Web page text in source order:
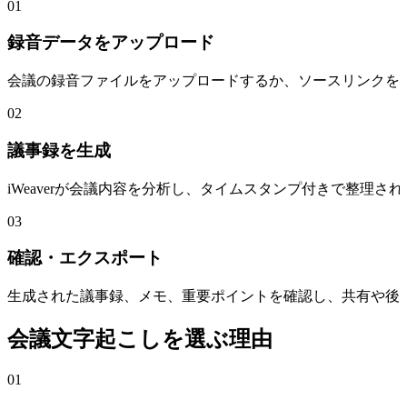
01
録音データをアップロード
会議の録音ファイルをアップロードするか、ソースリンク
02
議事録を生成
iWeaverが会議内容を分析し、タイムスタンプ付きで整理さ
03
確認・エクスポート
生成された議事録、メモ、重要ポイントを確認し、共有や
会議文字起こしを選ぶ理由
01